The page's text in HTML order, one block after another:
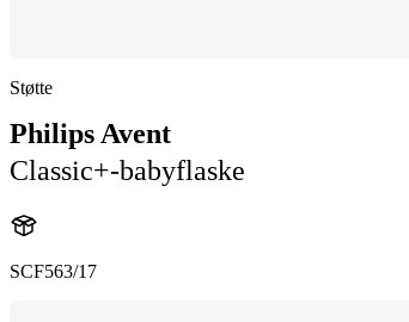
Støtte
Philips Avent
Classic+-babyflaske
SCF563/17